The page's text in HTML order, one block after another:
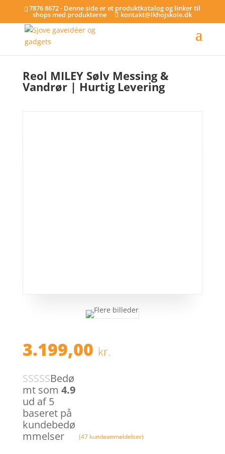
7876 8672 - Denne side er et produktkatalog og linker til
shops med produkterne kontakt@lkhojskole.dk
Reol MILEY Sølv Messing &
Vandrør | Hurtig Levering
3.199,00 kr.
Bedø
mt som 4.9
ud af 5
baseret på
kundebedø
mmelser
(47kundeanmeldelser)